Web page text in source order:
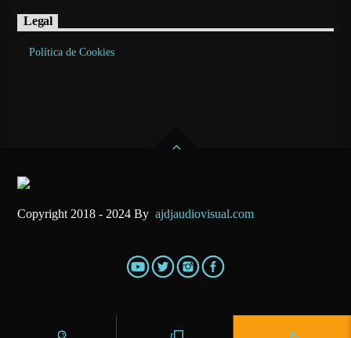
Legal
Política de Cookies
Copyright 2018 - 2024 Byajdjaudiovisual.com